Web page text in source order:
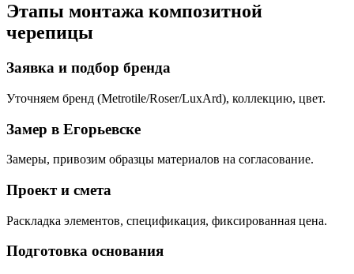
Этапы монтажа композитной
черепицы
Заявка и подбор бренда
Уточняем бренд (Metrotile/Roser/LuxArd), коллекцию, цвет.
Замер в Егорьевске
Замеры, привозим образцы материалов на согласование.
Проект и смета
Раскладка элементов, спецификация, фиксированная цена.
Подготовка основания